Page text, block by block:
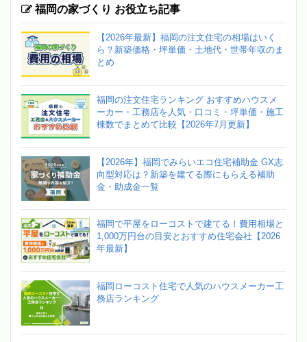
福岡の家づくり お役立ち記事
【2026年最新】福岡の注文住宅の相場はいく
ら？新築価格・坪単価・土地代・世帯年収のま
とめ
福岡の注文住宅ランキング おすすめハウスメ
ーカー・工務店を人気・口コミ・坪単価・施工
棟数でまとめて比較【2026年7月更新】
【2026年】福岡でみらいエコ住宅補助金 GX志
向型対応は？新築を建てる際にもらえる補助
金・助成金一覧
福岡で平屋をローコストで建てる！費用相場と
1,000万円台の目安とおすすめ住宅会社【2026
年最新】
福岡ローコスト住宅で人気のハウスメーカー工
務店ランキング